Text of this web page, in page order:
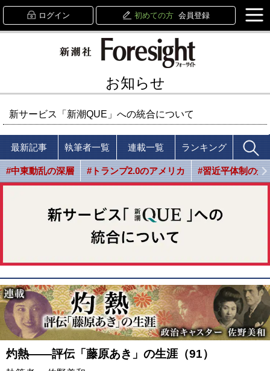
ログイン 初めての方 会員登録
お知らせ
新サービス「新潮QUE」への統合について
最新記事 執筆者一覧 連載一覧 ランキング
#中東動乱の深層 #トランプ2.0のアメリカ #習近平体制の光
灼熱――評伝「藤原あき」の生涯（91）